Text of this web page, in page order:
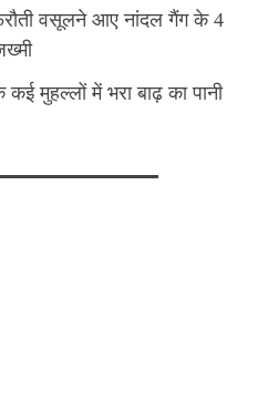
वसूलने आए नांदल गैंग के 4
मुहल्लों में भरा बाढ़ का पानी